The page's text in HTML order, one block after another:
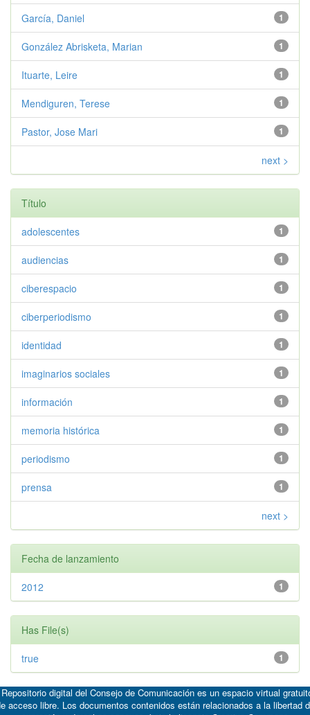
1
García, Daniel
1
González Abrisketa, Marian
1
Ituarte, Leire
1
Mendiguren, Terese
1
Pastor, Jose Mari
next >
Título
1
adolescentes
1
audiencias
1
ciberespacio
1
ciberperiodismo
1
identidad
1
imaginarios sociales
1
información
1
memoria histórica
1
periodismo
1
prensa
next >
Fecha de lanzamiento
1
2012
Has File(s)
1
true
digital del Consejo de Comunicación es un espacio virtual
acceso libre. Los documentos contenidos están relacionados a la libertad